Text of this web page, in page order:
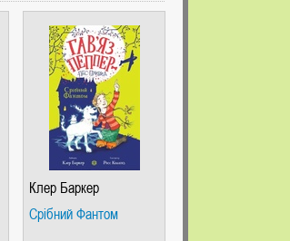
Клер Баркер
Срібний Фантом